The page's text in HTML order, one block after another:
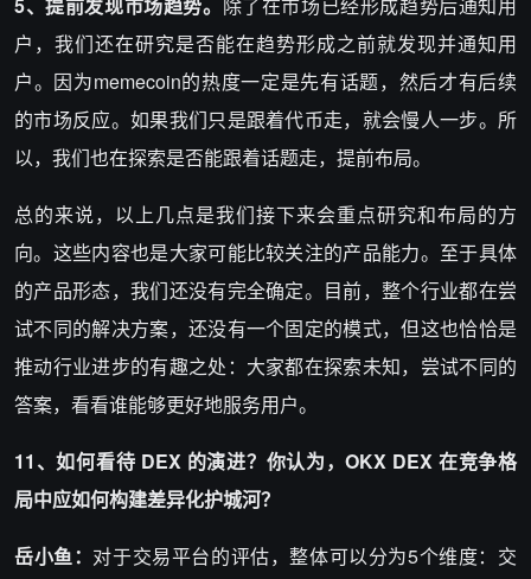
户，我们还在研究是否能在趋势形成之前就发现并通知用
户。因为memecoin的热度一定是先有话题，然后才有后续
的市场反应。如果我们只是跟着代币走，就会慢人一步。所
以，我们也在探索是否能跟着话题走，提前布局。
总的来说，以上几点是我们接下来会重点研究和布局的方
向。这些内容也是大家可能比较关注的产品能力。至于具体
的产品形态，我们还没有完全确定。目前，整个行业都在尝
试不同的解决方案，还没有一个固定的模式，但这也恰恰是
推动行业进步的有趣之处：大家都在探索未知，尝试不同的
答案，看看谁能够更好地服务用户。
11、如何看待 DEX 的演进？你认为，OKX DEX 在竞争格
局中应如何构建差异化护城河？
岳小鱼： 对于交易平台的评估，整体可以分为5个维度：交